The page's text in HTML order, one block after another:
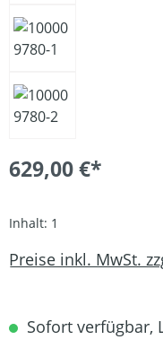
629,00 €*
Inhalt: 1
Preise inkl. MwSt.
Sofort verfügbar,